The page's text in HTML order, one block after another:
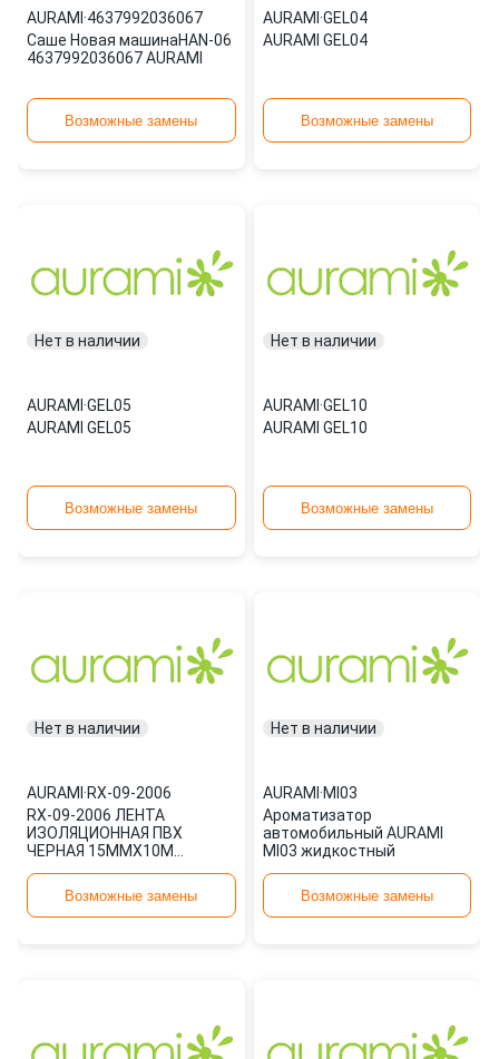
AURAMI ·4637992036067
Саше Новая машинаHAN-06
4637992036067 AURAMI
Возможные замены
AURAMI ·GEL04
AURAMI GEL04
Возможные замены
Нет в наличии
AURAMI ·GEL05
AURAMI GEL05
Возможные замены
Нет в наличии
AURAMI ·GEL10
AURAMI GEL10
Возможные замены
Нет в наличии
AURAMI ·RX-09-2006
RX-09-2006 ЛЕНТА
ИЗОЛЯЦИОННАЯ ПВХ
ЧЕРНАЯ 15ММХ10М
Возможные замены
Нет в наличии
AURAMI ·MI03
Ароматизатор
автомобильный AURAMI
MI03 жидкостный
Возможные замены